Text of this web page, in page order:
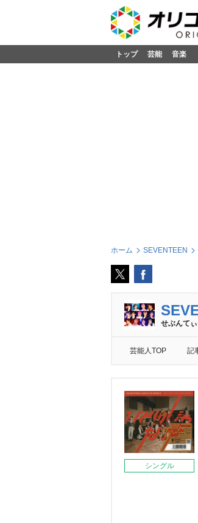
トップ 芸能 音楽
ホーム SEVENTEEN
せぶんて
芸能人TOP 記
シングル